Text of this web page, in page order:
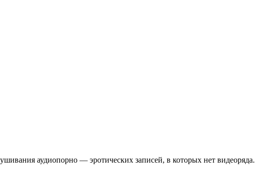
аудиопорно — эротических записей, в которых нет видеоряда.